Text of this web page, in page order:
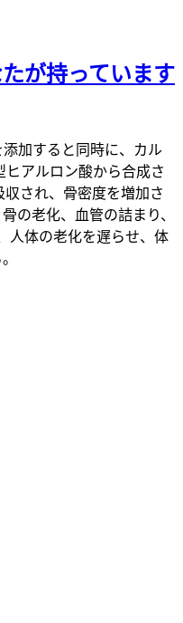
が持っています
加すると同時に、カル
アルロン酸から合成さ
収され、骨密度を増加さ
の老化、血管の詰まり、
人体の老化を遅らせ、体